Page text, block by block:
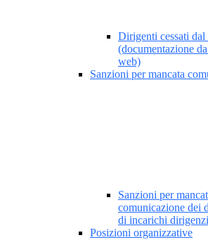
Dirigenti cessati
(documentazione
web)
Sanzioni per mancata
Sanzioni per
comunicazione dei
di incarichi
Posizioni organizzative